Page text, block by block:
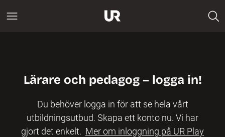
Lärare och pedagog – logga in!
Du behöver logga in för att se hela vårt
utbildningsutbud. Skapa ett konto nu. Vi har
gjort det enkelt. Mer om inloggning på UR Play